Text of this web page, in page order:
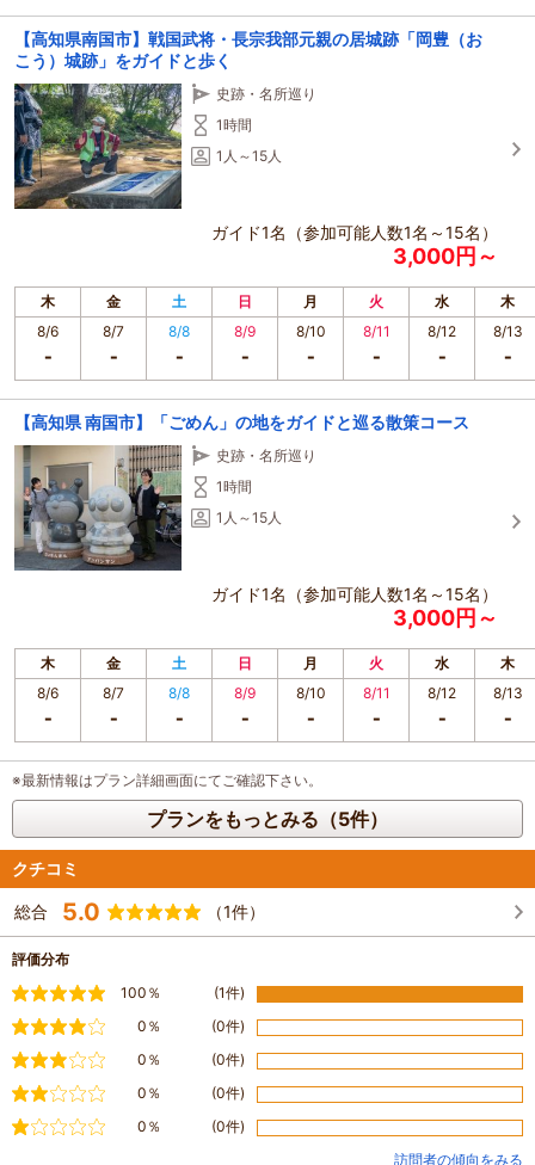
【高知県南国市】戦国武将・長宗我部元親の居城跡「岡豊（お
こう）城跡」をガイドと歩く
史跡・名所巡り
1時間
1人～15人
ガイド1名（参加可能人数1名～15名）
3,000円～
木 金 土 日 月 火 水
木
8/6
8/7 8/8 8/9 8/10 8/11 8/12 8/13
【高知県 南国市】「ごめん」の地をガイドと巡る散策コース
史跡・名所巡り
1時間
1人～15人
ガイド1名（参加可能人数1名～15名）
3,000円～
木 金 土 日 月 火 水
木
8/6
8/7 8/8 8/9 8/10 8/11 8/12 8/13
※最新情報はプラン詳細画面にてご確認下さい。
プランをもっとみる（5件）
クチコミ
総合 5.0 （1件）
評価分布
満足
100％ (1件)
やや満足
0％ (0件)
普通0％ (0件)
やや不満
0％ (0件)
不満0％
(0件)
訪問者の傾向をみる